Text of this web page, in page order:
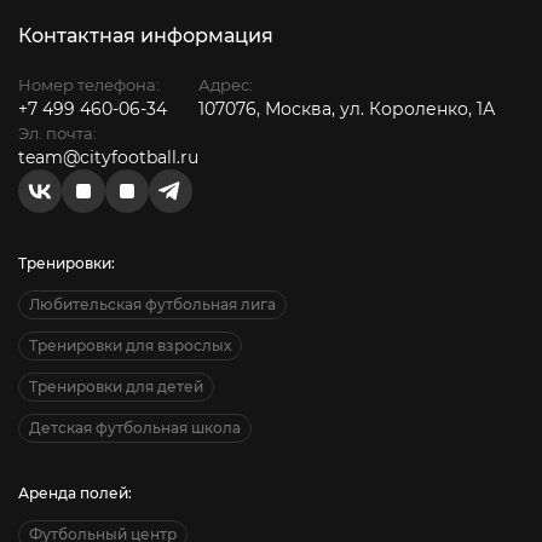
Контактная информация
Номер телефона:
+7 499 460-06-34
Эл. почта:
team@cityfootball.ru
Адрес:
107076, Москва, ул. Короленко, 1А
Тренировки:
Любительская футбольная лига
Тренировки для взрослых
Тренировки для детей
Детская футбольная школа
Аренда полей:
Футбольный центр